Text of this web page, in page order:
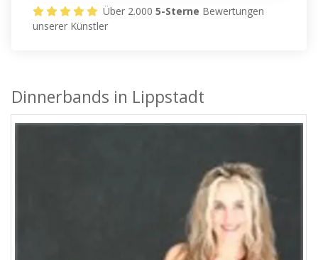
Über 2.0005-Sterne Bewertungen
unserer Künstler
Dinnerbands in Lippstadt